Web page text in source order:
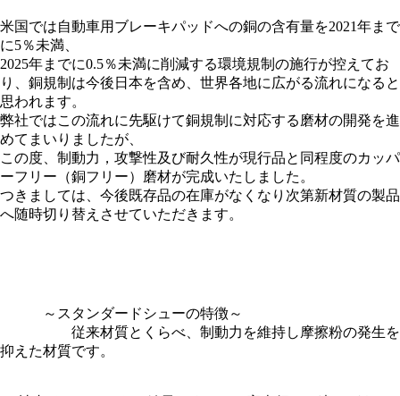
米国では自動車用ブレーキパッドへの銅の含有量を2021年まで
に5％未満、
2025年までに0.5％未満に削減する環境規制の施行が控えてお
り、銅規制は今後日本を含め、世界各地に広がる流れになると
思われます。
弊社ではこの流れに先駆けて銅規制に対応する磨材の開発を進
めてまいりましたが、
この度、制動力，攻撃性及び耐久性が現行品と同程度のカッパ
ーフリー（銅フリー）磨材が完成いたしました。
つきましては、今後既存品の在庫がなくなり次第新材質の製品
へ随時切り替えさせていただきます。
～スタンダードシューの特徴～
従来材質とくらべ、制動力を維持し摩擦粉の発生を
抑えた材質です。